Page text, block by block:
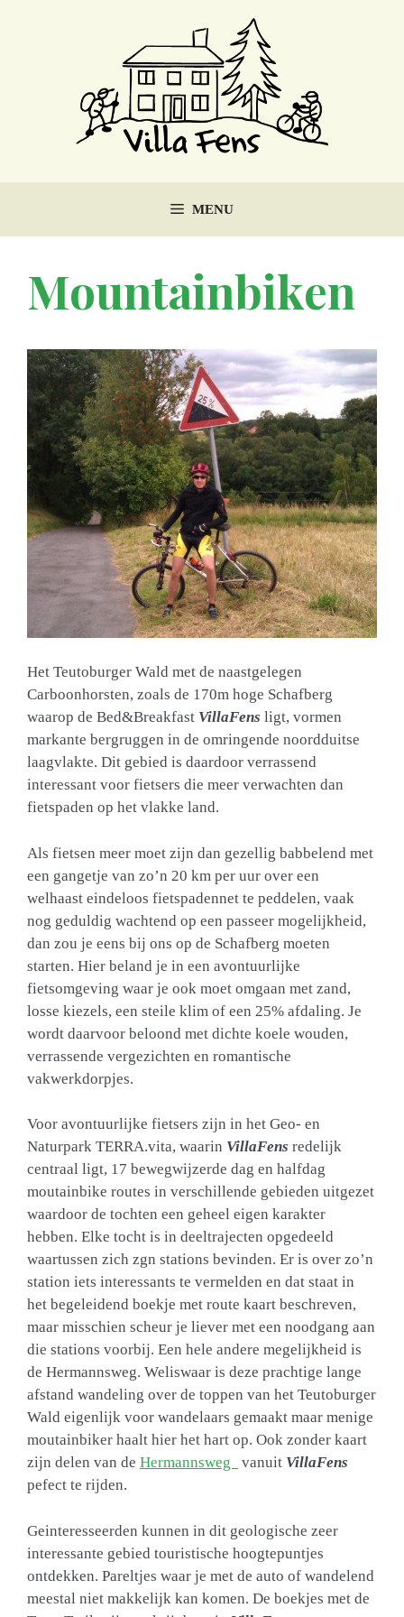
MENU
Mountainbiken
Het Teutoburger Wald met de naastgelegen
Carboonhorsten, zoals de 170m hoge Schafberg
waarop de Bed&Breakfast VillaFens ligt, vormen
markante bergruggen in de omringende noordduitse
laagvlakte. Dit gebied is daardoor verrassend
interessant voor fietsers die meer verwachten dan
fietspaden op het vlakke land.
Als fietsen meer moet zijn dan gezellig babbelend met
een gangetje van zo’n 20 km per uur over een
welhaast eindeloos fietspadennet te peddelen, vaak
nog geduldig wachtend op een passeer mogelijkheid,
dan zou je eens bij ons op de Schafberg moeten
starten. Hier beland je in een avontuurlijke
fietsomgeving waar je ook moet omgaan met zand,
losse kiezels, een steile klim of een 25% afdaling. Je
wordt daarvoor beloond met dichte koele wouden,
verrassende vergezichten en romantische
vakwerkdorpjes.
Voor avontuurlijke fietsers zijn in het Geo- en
Naturpark TERRA.vita, waarin VillaFens redelijk
centraal ligt, 17 bewegwijzerde dag en halfdag
moutainbike routes in verschillende gebieden uitgezet
waardoor de tochten een geheel eigen karakter
hebben. Elke tocht is in deeltrajecten opgedeeld
waartussen zich zgn stations bevinden. Er is over zo’n
station iets interessants te vermelden en dat staat in
het begeleidend boekje met route kaart beschreven,
maar misschien scheur je liever met een noodgang aan
die stations voorbij. Een hele andere megelijkheid is
de Hermannsweg. Weliswaar is deze prachtige lange
afstand wandeling over de toppen van het Teutoburger
Wald eigenlijk voor wandelaars gemaakt maar menige
moutainbiker haalt hier het hart op. Ook zonder kaart
zijn delen van de Hermannsweg vanuit VillaFens
pefect te rijden.
Geinteresseerden kunnen in dit geologische zeer
interessante gebied touristische hoogtepuntjes
ontdekken. Pareltjes waar je met de auto of wandelend
meestal niet makkelijk kan komen. De boekjes met de